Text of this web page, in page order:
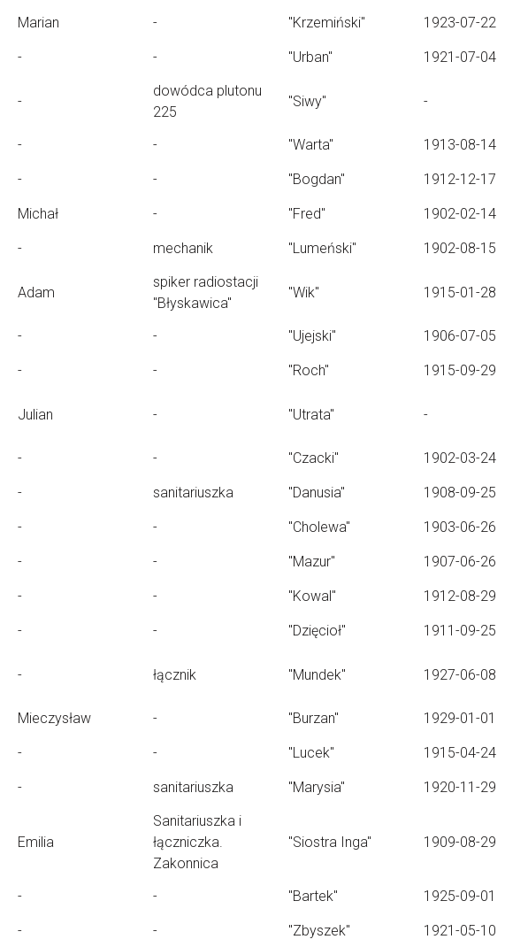
Marian - "Krzemiński" 1923-07-22
- - "Urban" 1921-07-04
-
dowódca plutonu
225
"Siwy" -
- - "Warta" 1913-08-14
- - "Bogdan" 1912-12-17
Michał - "Fred" 1902-02-14
- mechanik "Lumeński" 1902-08-15
Adam
spiker radiostacji
"Błyskawica"
"Wik" 1915-01-28
- - "Ujejski" 1906-07-05
- - "Roch" 1915-09-29
Julian - "Utrata" -
- - "Czacki" 1902-03-24
- sanitariuszka "Danusia" 1908-09-25
- - "Cholewa" 1903-06-26
- - "Mazur" 1907-06-26
- - "Kowal" 1912-08-29
- - "Dzięcioł" 1911-09-25
- łącznik "Mundek" 1927-06-08
Mieczysław - "Burzan" 1929-01-01
- - "Lucek" 1915-04-24
- sanitariuszka "Marysia" 1920-11-29
Emilia
Sanitariuszka i
łączniczka.
Zakonnica
"Siostra Inga" 1909-08-29
- - "Bartek" 1925-09-01
- - "Zbyszek" 1921-05-10